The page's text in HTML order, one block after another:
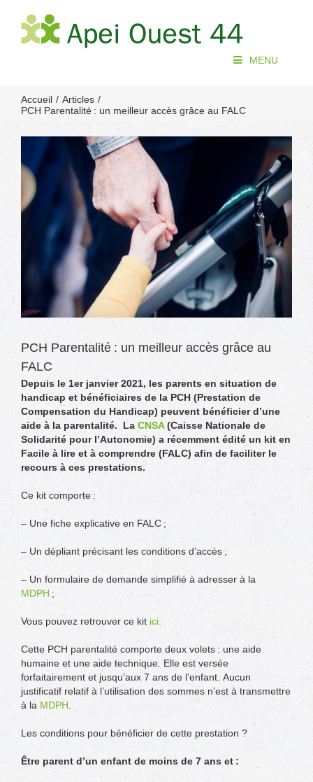
contenu
MENU
Accueil
Articles
PCH Parentalité : un meilleur accès grâce au FALC
PCH Parentalité : un meilleur accès grâce au
FALC
Depuis le 1er janvier 2021, les parents en situation de
handicap et bénéficiaires de la PCH (Prestation de
Compensation du Handicap) peuvent bénéficier d’une
aide à la parentalité. La CNSA(Caisse Nationale de
Solidarité pour l’Autonomie) a récemment édité un kit en
Facile à lire et à comprendre (FALC) afin de faciliter le
recours à ces prestations.
Ce kit comporte :
– Une fiche explicative en FALC ;
– Un dépliant précisant les conditions d’accès ;
– Un formulaire de demande simplifié à adresser à la
MDPH ;
Vous pouvez retrouver ce kit ici.
Cette PCH parentalité comporte deux volets : une aide
humaine et une aide technique. Elle est versée
forfaitairement et jusqu’aux 7 ans de l’enfant. Aucun
justificatif relatif à l’utilisation des sommes n’est à transmettre
à la MDPH
Les conditions pour bénéficier de cette prestation ?
Être parent d’un enfant de moins de 7 ans et :